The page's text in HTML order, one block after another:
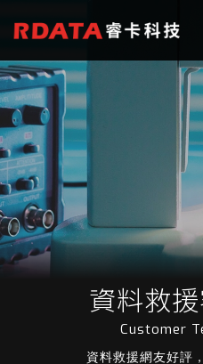
資料救
Customer
資料救援網友好評